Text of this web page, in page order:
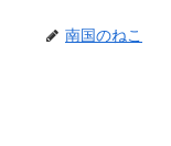
南国のねこ